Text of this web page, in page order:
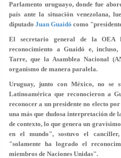
Parlamento uruguayo, donde fue
país ante la situación venezolana,
diputado Juan Guaidó como
El secretario general de la OEA
reconocimiento a Guaidó e,
Tarre, que la Asamblea Nacional
organismo de manera paralela.
Uruguay, junto con México, no se
Latinoamérica que reconocieron a
reconocer a un presidente no electo
una más que dudosa interpretación de
de contexto, lo que genera un
en el mundo", sostuvo el
"solamente ha logrado el
miembros de Naciones Unidas".